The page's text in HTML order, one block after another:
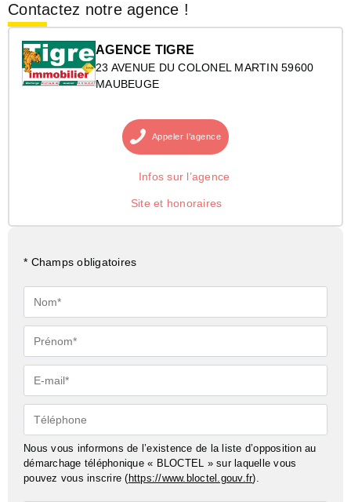
Contactez notre agence !
AGENCE TIGRE
23 AVENUE DU COLONEL MARTIN 59600
MAUBEUGE
Appeler l’agence
Infos sur l’agence
Site et honoraires
* Champs obligatoires
Nom*
Prénom*
E-
mail*
Téléphone
Nous vous informons de l’existence de la liste d’opposition au
démarchage téléphonique « BLOCTEL » sur laquelle vous
pouvez vous inscrire (https://www.bloctel.gouv.fr).